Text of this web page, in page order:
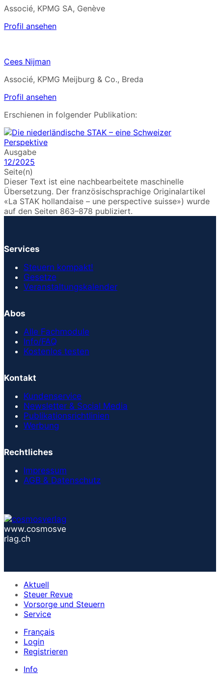
Associé, KPMG SA, Genève
Profil ansehen
Cees Nijman
Associé, KPMG Meijburg & Co., Breda
Profil ansehen
Erschienen in folgender Publikation:
Ausgabe
12/2025
Seite(n)
Dieser Text ist eine nachbearbeitete maschinelle
Übersetzung. Der französischsprachige Originalartikel
«La STAK hollandaise – une perspective suisse») wurde
auf den Seiten 863–878 publiziert.
Services
Steuern kompakt!
Gesetze
Veranstaltungskalender
Abos
Alle Fachmodule
Info/FAQ
Kostenlos testen
Kontakt
Kundenservice
Newsletter & Social Media
Publikationsrichtlinien
Werbung
Rechtliches
Impressum
AGB & Datenschutz
www.cosmosve
rlag.ch
Aktuell
Steuer Revue
Vorsorge und Steuern
Service
Français
Login
Registrieren
Info